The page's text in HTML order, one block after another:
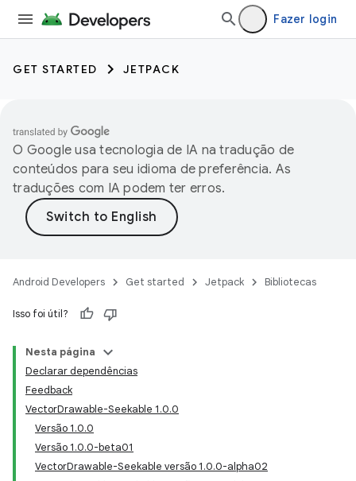
Fazer login
GET STARTED JETPACK
O Google usa tecnologia de IA na tradução de
conteúdos para seu idioma de preferência. As
traduções com IA podem ter erros.
Android Developers Get started Jetpack Bibliotecas
Isso foi útil?
Nesta página
Declarar dependências
Feedback
VectorDrawable-Seekable 1.0.0
Versão 1.0.0
Versão 1.0.0-beta01
VectorDrawable-Seekable versão 1.0.0-alpha02